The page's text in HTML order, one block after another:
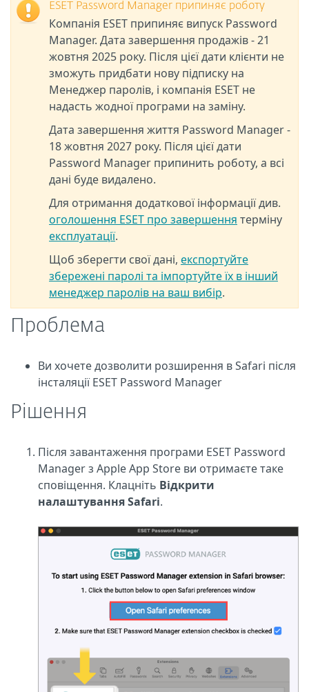
ESET Password Manager припиняє роботу
Компанія ESET припиняє випуск Password
Manager. Дата завершення продажів - 21
жовтня 2025 року. Після цієї дати клієнти не
зможуть придбати нову підписку на
Менеджер паролів, і компанія ESET не
надасть жодної програми на заміну.
Дата завершення життя Password Manager -
18 жовтня 2027 року. Після цієї дати
Password Manager припинить роботу, а всі
дані буде видалено.
Для отримання додаткової інформації див.
оголошення ESET про завершення терміну
експлуатації.
Щоб зберегти свої дані, експортуйте
збережені паролі та імпортуйте їх в інший
менеджер паролів на ваш вибір.
Проблема
Ви хочете дозволити розширення в Safari після
інсталяції ESET Password Manager
Рішення
Після завантаження програми ESET Password
Manager з Apple App Store ви отримаєте таке
сповіщення. Клацніть Відкрити
налаштування Safari.